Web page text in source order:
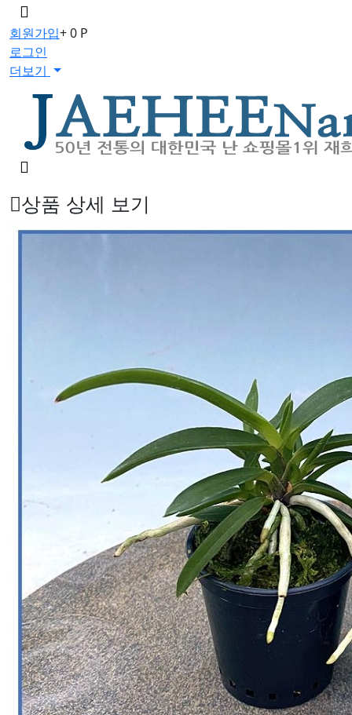
메
뉴
버
튼
회원가입+ 0 P
로그인
더보기
검
버
튼
상품 상세 보기